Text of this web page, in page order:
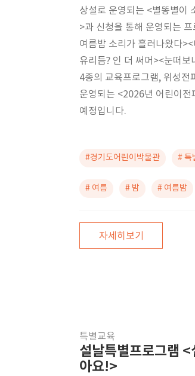
상설로 운영되는 <별똥별이
>과 신청을 통해 운영되는
여름밤 소리가 흘러나왔다
유리듬? 인 더 써머><눈떠
4종의 교육프로그램, 위성전
운영되는 <2026년 어린이전
예정입니다.
#경기도어린이박물관 # 특
# 여름 # 밤 # 여름밤
자세히보기
특별교육
설날특별프로그램
아요!>